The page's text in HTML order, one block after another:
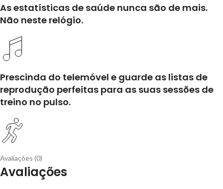
As estatísticas de saúde nunca são de mais.
Não neste relógio.
Prescinda do telemóvel e guarde as listas de
reprodução perfeitas para as suas sessões de
treino no pulso.
Avaliações (0)
Avaliações